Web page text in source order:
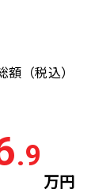
額 （税込）
.9
万円